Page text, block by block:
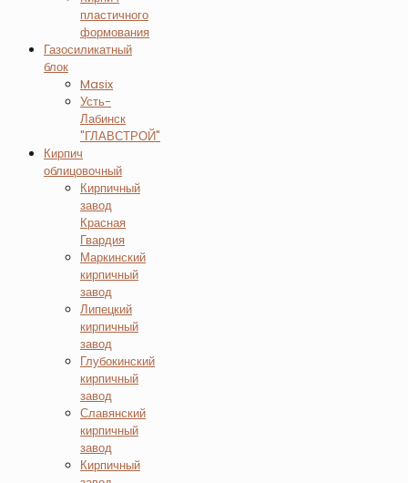
пластичного
формования
Газосиликатный
блок
Masix
Усть-
Лабинск
"ГЛАВСТРОЙ"
Кирпич
облицовочный
Кирпичный
завод
Красная
Гвардия
Маркинский
кирпичный
завод
Липецкий
кирпичный
завод
Глубокинский
кирпичный
завод
Славянский
кирпичный
завод
Кирпичный